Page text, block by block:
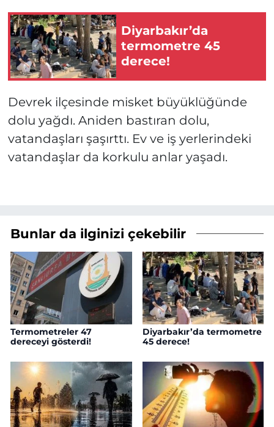
Diyarbakır’da
termometre 45
derece!
Devrek ilçesinde misket büyüklüğünde
dolu yağdı. Aniden bastıran dolu,
vatandaşları şaşırttı. Ev ve iş yerlerindeki
vatandaşlar da korkulu anlar yaşadı.
Bunlar da ilginizi çekebilir
Termometreler 47
dereceyi gösterdi!
Diyarbakır’da termometre
45 derece!